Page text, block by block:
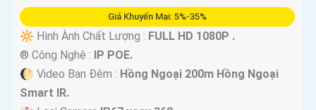
Giá Khuyến Mại: 5%-35%
🔆 Hình Ành Chất Lượng : FULL HD 1080P .
®️ Công Nghệ : IP POE.
🌔 Video Ban Đêm : Hồng Ngoại 200m Hồng Ngoại
Smart IR.